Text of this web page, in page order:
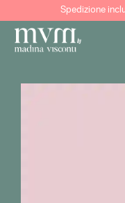
Spedizione